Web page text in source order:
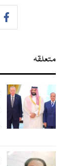
متعلقہ